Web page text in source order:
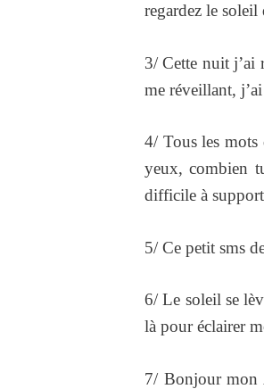
regardez le
3/ Cette nuit j’ai
me réveillant,
4/ Tous les mots
yeux, combien
difficile à
5/ Ce petit sms
6/ Le soleil se
là pour éclairer
7/ Bonjour mon